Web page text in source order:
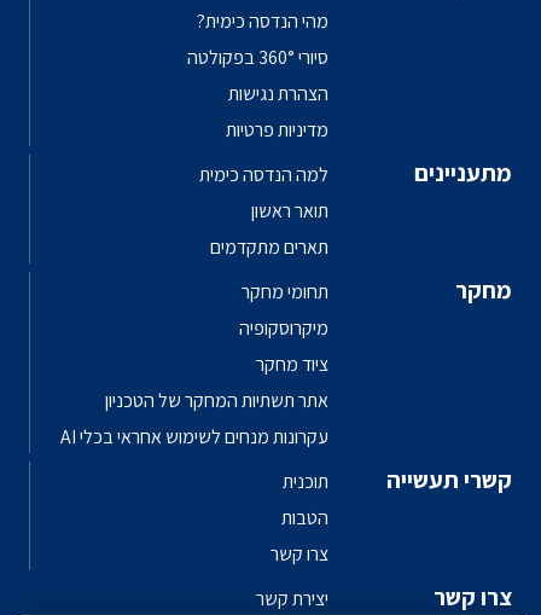
מהי הנדסה כימית?
סיורי 360° בפקולטה
הצהרת נגישות
מדיניות פרטיות
מתעניינים
למה הנדסה כימית
תואר ראשון
תארים מתקדמים
מחקר
תחומי מחקר
מיקרוסקופיה
ציוד מחקר
אתר תשתיות המחקר של הטכניון
עקרונות מנחים לשימוש אחראי בכלי AI
קשרי תעשייה
תוכנית
הטבות
צרו קשר
צרו קשר
יצירת קשר